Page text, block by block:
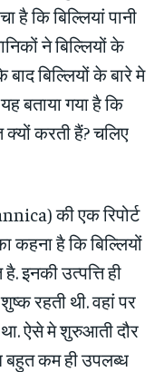
है कि बिल्‍लियां पानी
ने बिल्लियों के
बाद बिल्लियों के बारे मे
बताया गया है कि
करती हैं? चलिए
की एक रिपोर्ट
कहना है कि बिल्लियों
इनकी उत्‍पत्ति ही
रहती थी. वहां पर
था. ऐसे मे शुरुआती दौर
बहुत कम ही उपलब्‍ध